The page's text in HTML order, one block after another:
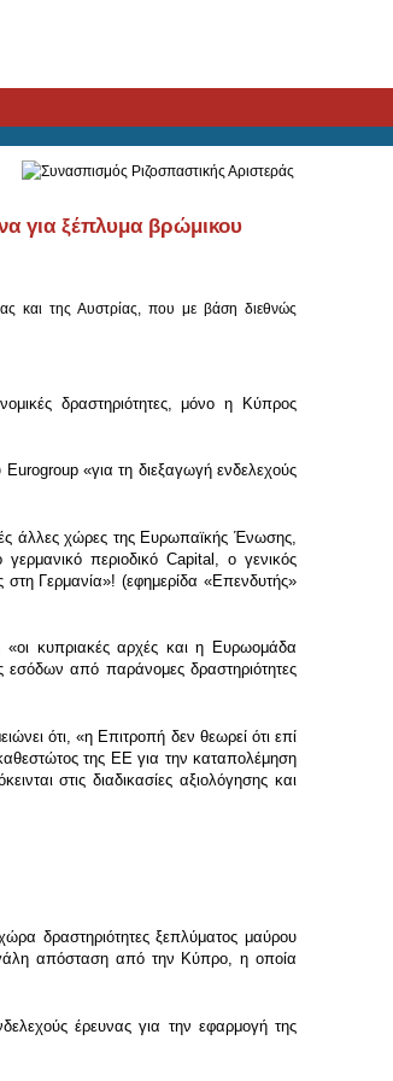
για ξέπλυμα βρώμικου
και της Αυστρίας, που με βάση διεθνώς
δραστηριότητες, μόνο η Κύπρος
«για τη διεξαγωγή ενδελεχούς
άλλες χώρες της Ευρωπαϊκής Ένωσης,
περιοδικό Capital, ο γενικός
Γερμανία»! (εφημερίδα «Επενδυτής»
«οι κυπριακές αρχές και η Ευρωομάδα
από παράνομες δραστηριότητες
ότι, «η Επιτροπή δεν θεωρεί ότι επί
της ΕΕ για την καταπολέμηση
στις διαδικασίες αξιολόγησης και
δραστηριότητες ξεπλύματος μαύρου
απόσταση από την Κύπρο, η οποία
έρευνας για την εφαρμογή της